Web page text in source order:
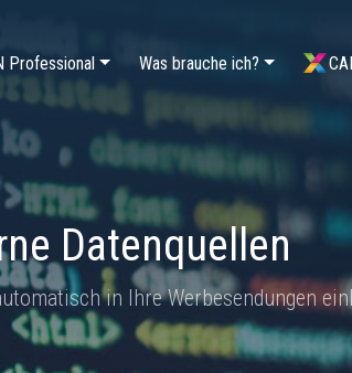
Professional Was brauche ich?
Datenquellen
in Ihre Werbesendungen